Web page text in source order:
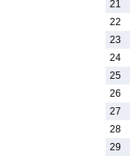
21
22
23
24
25
26
27
28
29